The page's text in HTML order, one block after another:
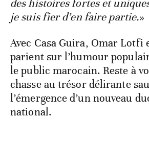
des histoires fortes et
je suis fier d’en faire partie.»
Avec Casa Guira, Omar Lotfi
parient sur l’humour
le public marocain. Reste à
chasse au trésor délirante
l’émergence d’un nouveau
national.